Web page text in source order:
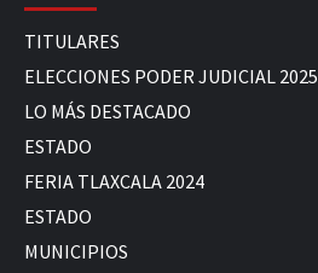
TITULARES
ELECCIONES PODER JUDICIAL 2025
LO MÁS DESTACADO
ESTADO
FERIA TLAXCALA 2024
ESTADO
MUNICIPIOS